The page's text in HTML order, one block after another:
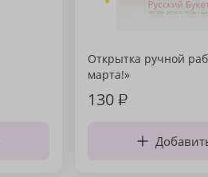
Открытка ручной
марта!»
130₽